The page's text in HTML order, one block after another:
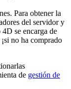
Para obtener la
del servidor y
se encarga de
no ha comprado
de gestión de